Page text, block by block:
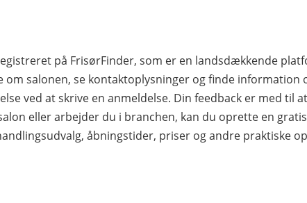
på FrisørFinder, som er en landsdækkende
om salonen, se kontaktoplysninger og finde
ved at skrive en anmeldelse. Din feedback er med til
eller arbejder du i branchen, kan du oprette en
åbningstider, priser og andre praktiske